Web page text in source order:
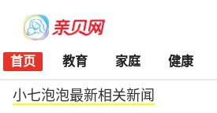
首页 教育 家庭 健康
小七泡泡最新相关新闻